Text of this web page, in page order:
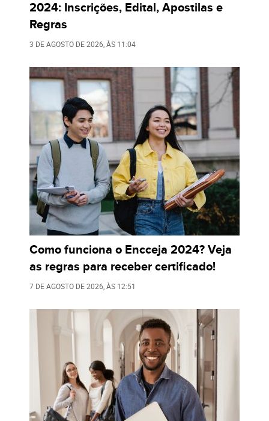
2024: Inscrições, Edital, Apostilas e
Regras
3 DE AGOSTO DE 2026, ÀS 11:04
Como funciona o Encceja 2024? Veja
as regras para receber certificado!
7 DE AGOSTO DE 2026, ÀS 12:51